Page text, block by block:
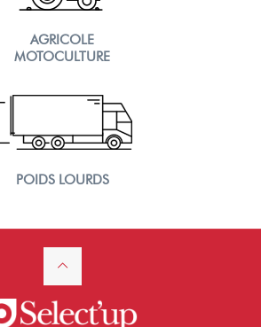
AGRICOLE
MOTOCULTURE
POIDS LOURDS